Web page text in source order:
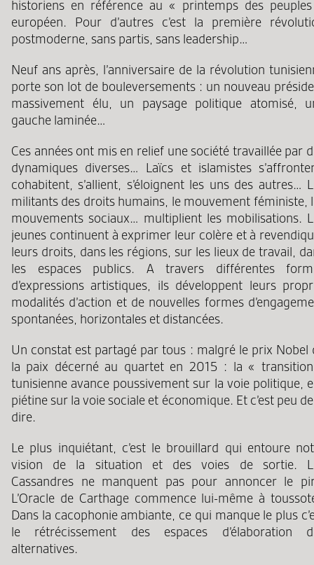
historiens en référence au « printemps des
européen. Pour d’autres c’est la première
postmoderne, sans partis, sans leadership…
Neuf ans après, l’anniversaire de la révolution
porte son lot de bouleversements : un nouveau
massivement élu, un paysage politique atomisé,
gauche laminée…
Ces années ont mis en relief une société travaillée par
dynamiques diverses… Laïcs et islamistes
cohabitent, s’allient, s’éloignent les uns des autres…
militants des droits humains, le mouvement féministe,
mouvements sociaux… multiplient les mobilisations.
jeunes continuent à exprimer leur colère et à
leurs droits, dans les régions, sur les lieux de travail,
les espaces publics. A travers différentes
d’expressions artistiques, ils développent leurs
modalités d’action et de nouvelles formes
spontanées, horizontales et distancées.
Un constat est partagé par tous : malgré le prix Nobel
la paix décerné au quartet en 2015 : la «
tunisienne avance poussivement sur la voie politique,
piétine sur la voie sociale et économique. Et c’est peu
dire.
Le plus inquiétant, c’est le brouillard qui entoure
vision de la situation et des voies de sortie.
Cassandres ne manquent pas pour annoncer le
L’Oracle de Carthage commence lui-même à
Dans la cacophonie ambiante, ce qui manque le plus
le rétrécissement des espaces d’élaboration
alternatives.